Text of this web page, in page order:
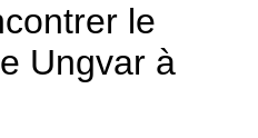
le
Ungvar à